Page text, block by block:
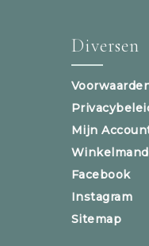
Diversen
Mijn
Winkelmand
Facebook
Instagram
Sitemap